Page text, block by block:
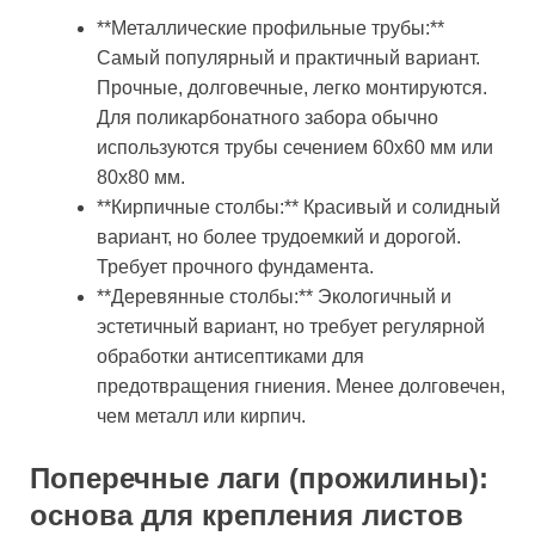
**Металлические профильные трубы:**
Самый популярный и практичный вариант.
Прочные, долговечные, легко монтируются.
Для поликарбонатного забора обычно
используются трубы сечением 60х60 мм или
80х80 мм.
**Кирпичные столбы:** Красивый и солидный
вариант, но более трудоемкий и дорогой.
Требует прочного фундамента.
**Деревянные столбы:** Экологичный и
эстетичный вариант, но требует регулярной
обработки антисептиками для
предотвращения гниения. Менее долговечен,
чем металл или кирпич.
Поперечные лаги (прожилины):
основа для крепления листов